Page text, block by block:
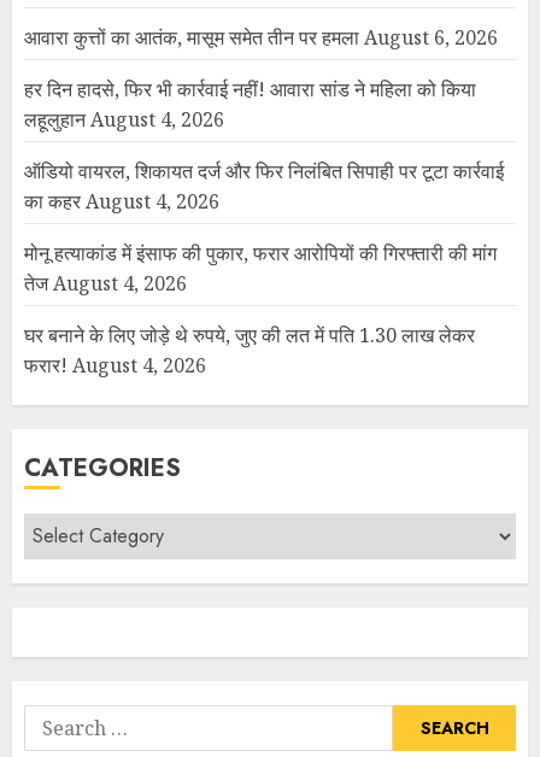
आवारा कुत्तों का आतंक, मासूम समेत तीन पर हमलाAugust 6, 2026
हर दिन हादसे, फिर भी कार्रवाई नहीं! आवारा सांड ने महिला को किया
लहूलुहानAugust 4, 2026
ऑडियो वायरल, शिकायत दर्ज और फिर निलंबित सिपाही पर टूटा कार्रवाई
का कहरAugust 4, 2026
मोनू हत्याकांड में इंसाफ की पुकार, फरार आरोपियों की गिरफ्तारी की मांग
तेजAugust 4, 2026
घर बनाने के लिए जोड़े थे रुपये, जुए की लत में पति 1.30 लाख लेकर
फरार! August 4, 2026
CATEGORIES